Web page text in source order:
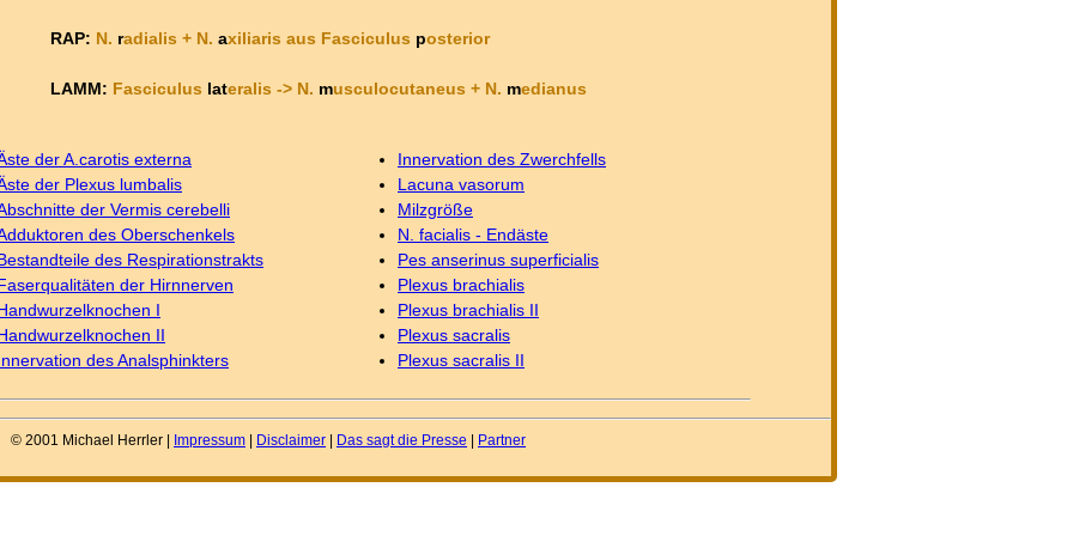
RAP: N. radialis + N. axiliaris aus Fasciculus posterior
LAMM: Fasciculus lateralis -> N. musculocutaneus + N. medianus
der A.carotis externa
der Plexus lumbalis
der Vermis cerebelli
des Oberschenkels
des Respirationstrakts
der Hirnnerven
I
II
des Analsphinkters
Innervation des Zwerchfells
Lacuna vasorum
Milzgröße
N. facialis - Endäste
Pes anserinus superficialis
Plexus brachialis
Plexus brachialis II
Plexus sacralis
Plexus sacralis II
© 2001 Michael Herrler | Impressum Disclaimer Das sagt die Presse Partner